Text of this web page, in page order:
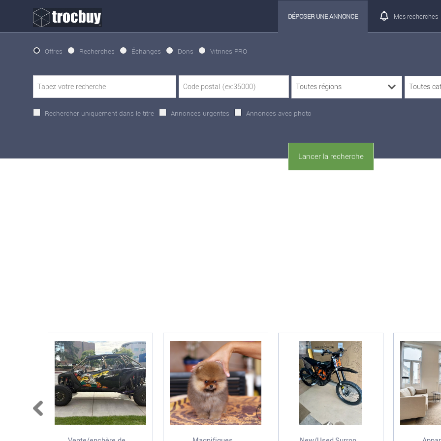
DÉPOSER UNE ANNONCE Mes recherches
Offres Recherches Échanges Dons Vitrines PRO
Rechercher uniquement dans le titre Annonces urgentes Annonces avec photo